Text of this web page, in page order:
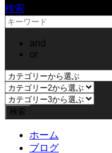
検索
and
or
ホーム
ブログ